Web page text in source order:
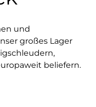
und
großes Lager
beliefern.